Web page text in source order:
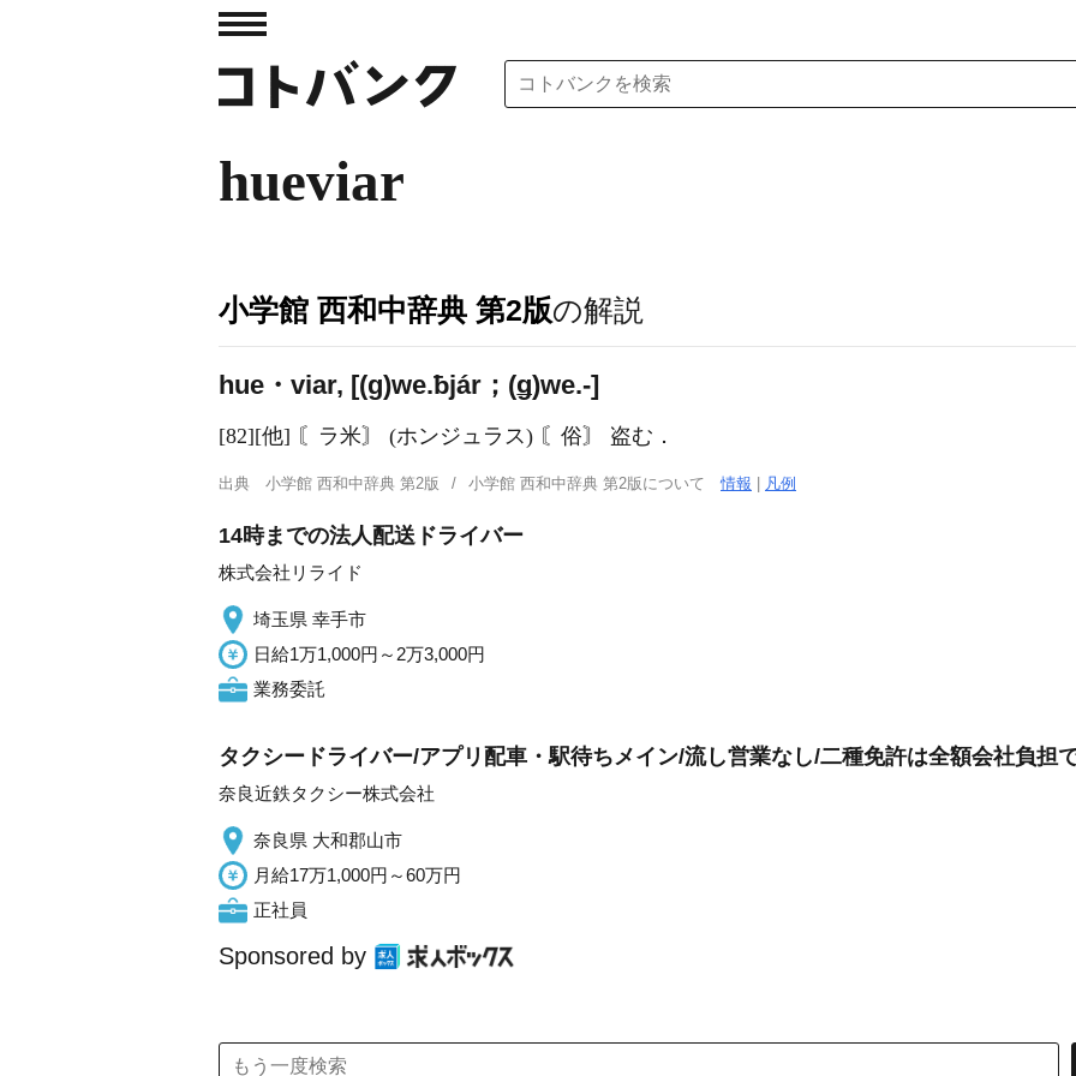
hueviar
小学館 西和中辞典 第2版の解説
hue・viar, [(ɡ)we.ƀjár；(ǥ)we.-]
[82][他] 〘ラ米〙 (ホンジュラス) 〘俗〙 盗む．
出典 小学館 西和中辞典 第2版 小学館 西和中辞典 第2版について情報 凡例
14時までの法人配送ドライバー
株式会社リライド
埼玉県 幸手市
日給1万1,000円～2万3,000円
業務委託
タクシードライバー/アプリ配車・駅待ちメイン/流し営業なし/二種免許は全額会社負担
奈良近鉄タクシー株式会社
奈良県 大和郡山市
月給17万1,000円～60万円
正社員
Sponsored by